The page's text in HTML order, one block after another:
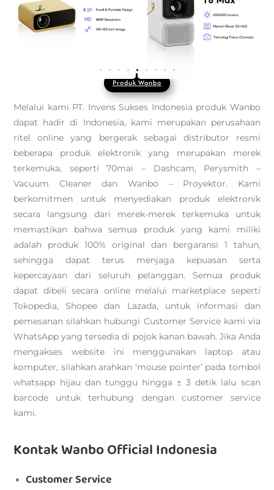
Produk Wanbo
Melalui kami PT. Invens Sukses Indonesia produk Wanbo
dapat hadir di Indonesia, kami merupakan perusahaan
ritel online yang bergerak sebagai distributor resmi
beberapa produk elektronik yang merupakan merek
terkemuka, seperti 70mai – Dashcam, Perysmith –
Vacuum Cleaner dan Wanbo – Proyektor. Kami
berkomitmen untuk menyediakan produk elektronik
secara langsung dari merek-merek terkemuka untuk
memastikan bahwa semua produk yang kami miliki
adalah produk 100% original dan bergaransi 1 tahun,
sehingga dapat terus menjaga kepuasan serta
kepercayaan dari seluruh pelanggan. Semua produk
dapat dibeli secara online melalui marketplace seperti
Tokopedia, Shopee dan Lazada, untuk informasi dan
pemesanan silahkan hubungi Customer Service kami via
WhatsApp yang tersedia di pojok kanan bawah. Jika Anda
mengakses website ini menggunakan laptop atau
komputer, silahkan arahkan ‘mouse pointer’ pada tombol
whatsapp hijau dan tunggu hingga ± 3 detik lalu scan
barcode untuk terhubung dengan customer service
kami.
Kontak Wanbo Official Indonesia
Customer Service